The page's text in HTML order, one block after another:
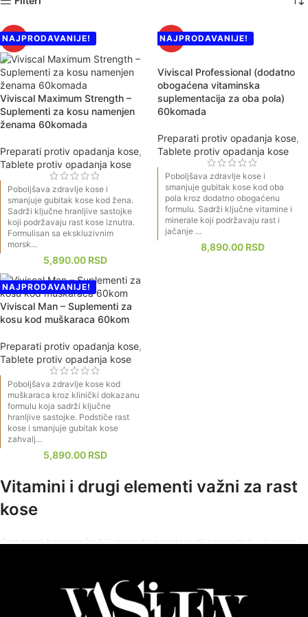
HOT
NAJPRODAVANIJE!
Viviscal Maximum Strength –
Suplementi za kosu namenjen
ženama 60komada
Preparati protiv opadanja kose,
Tablete protiv opadanja kose
5,890.00 RSD
Poboljšava zdravlje kose i
smanjuje gubitak kose kod žena.
Sadrži ključne hranljive sastojke
koji podržavaju rast kose iznutra.
Formulisan sa ekskluzivnim
morsk...
HOT
NAJPRODAVANIJE!
Viviscal Professional (dodatno
obogaćena vitaminska
suplementacija za oba pola)
60komada
Preparati protiv opadanja kose,
Tablete protiv opadanja kose
8,890.00 RSD
Poboljšava zdravlje kose i
smanjuje gubitak kose kod oba
pola kroz dodatno obogaćenu
formulu. Sadrži ključne vitamine i
minerale koji podržavaju rast i
jačanje ...
NAJPRODAVANIJE!
Viviscal Man – Suplementi za
kosu kod muškaraca 60kom
Preparati protiv opadanja kose,
Tablete protiv opadanja kose
5,890.00 RSD
Poboljšava zdravlje kose kod
muškaraca kroz klinički dokazanu
formulu koja sadrži ključne
hranljive sastojke. Podstiče rast
kose i smanjuje gubitak kose
zahvalj...
Vitamini i drugi elementi važni za rast
kose
Opadanje kose može biti posledica nedostatka pojedinih vitamina i
muškaraca i polovina svih žena tokom svog života.